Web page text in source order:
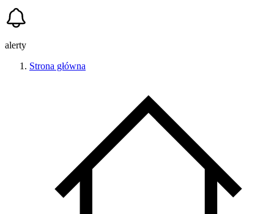
alerty
Strona główna